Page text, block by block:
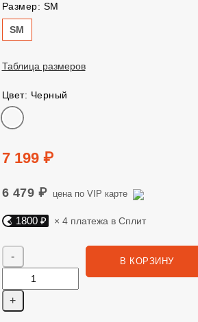
Размер: SM
Размер
SM
Таблица размеров
Цвет: Черный
Цвет
Цена
7 199 ₽
6 479 ₽ цена по VIP карте
Яндекс Сплит. 1800 руб, 4 платежа в Сплит
1800 ₽ × 4 платежа в Сплит
В КОРЗИНУ